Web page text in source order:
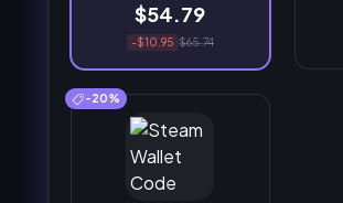
$54.79
-$10.95 $65.74
-20%